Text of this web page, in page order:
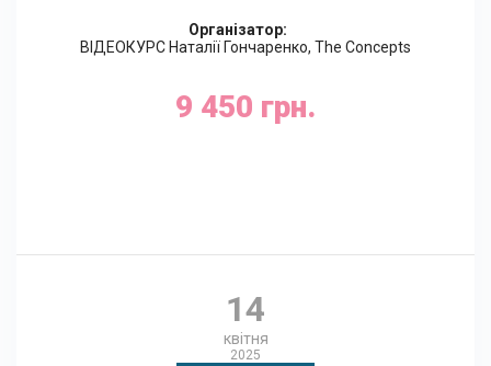
Організатор:
ВІДЕОКУРС Наталії Гончаренко, The Concepts
9 450 грн.
14
квітня
2025